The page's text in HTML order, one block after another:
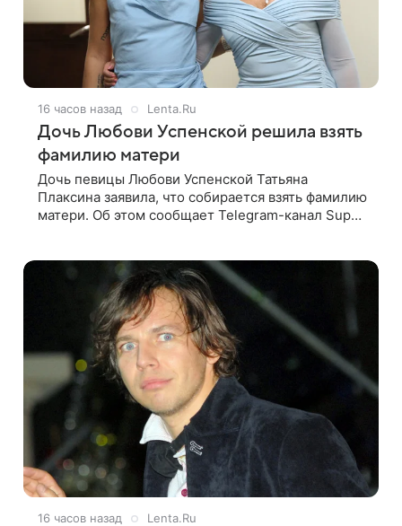
16 часов назад Lenta.Ru
Дочь Любови Успенской решила взять
фамилию матери
Дочь певицы Любови Успенской Татьяна
Плаксина заявила, что собирается взять фамилию
матери. Об этом сообщает Telegram-канал Super.
16 часов назад Lenta.Ru